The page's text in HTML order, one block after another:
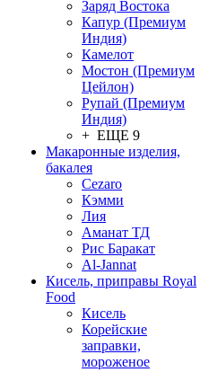
Заряд Востока
Капур (Премиум
Индия)
Камелот
Мостон (Премиум
Цейлон)
Рупай (Премиум
Индия)
+ ЕЩЕ 9
Макаронные изделия,
бакалея
Cezaro
Кэмми
Лия
Аманат ТД
Рис Баракат
Al-Jannat
Кисель, приправы Royal
Food
Кисель
Корейские
заправки,
мороженое